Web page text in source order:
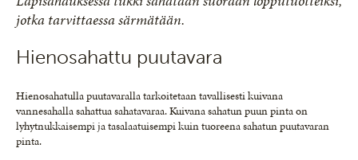
jotka tarvittaessa särmätään.
Hienosahattu puutavara
Hienosahatulla puutavaralla tarkoitetaan tavallisesti kuivana
vannesahalla sahattua sahatavaraa. Kuivana sahatun puun pinta on
lyhytnukkaisempi ja tasalaatuisempi kuin tuoreena sahatun puutavaran
pinta.